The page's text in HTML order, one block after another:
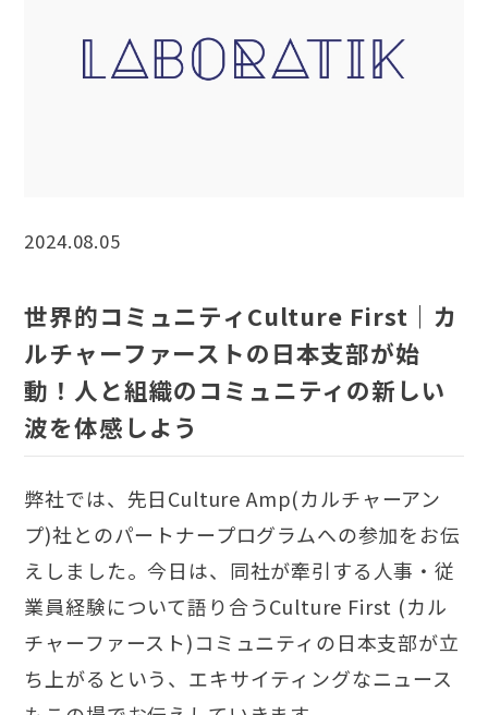
2024.08.05
世界的コミュニティCulture First｜カ
ルチャーファーストの日本支部が始
動！人と組織のコミュニティの新しい
波を体感しよう
弊社では、先日Culture Amp(カルチャーアン
プ)社とのパートナープログラムへの参加をお伝
えしました。今日は、同社が牽引する人事・従
業員経験について語り合うCulture First (カル
チャーファースト)コミュニティの日本支部が立
ち上がるという、エキサイティングなニュース